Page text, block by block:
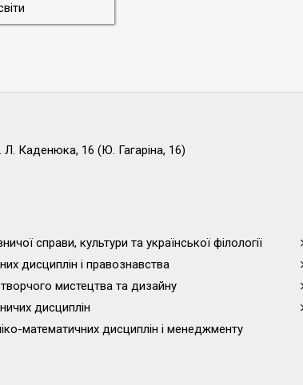
Л. Каденюка, 16 (Ю. Гагаріна, 16)
справи, культури та української філології
дисциплін і правознавства
мистецтва та дизайну
дисциплін
математичних дисциплін і менеджменту